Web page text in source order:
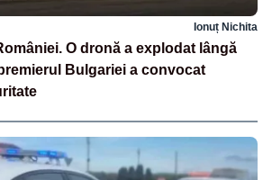
Ionuț Nichita
O dronă a explodat lângă
Bulgariei a convocat